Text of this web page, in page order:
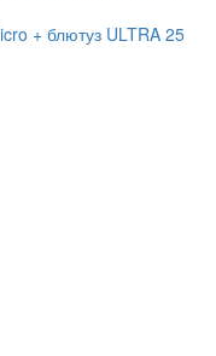
+ блютуз ULTRA 25